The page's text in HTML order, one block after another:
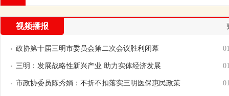
开
视频播报
政协第十届三明市委员会第二次会议胜利闭幕
三明：发展战略性新兴产业 助力实体经济发展
市政协委员陈秀娟：不折不扣落实三明医保惠民政策